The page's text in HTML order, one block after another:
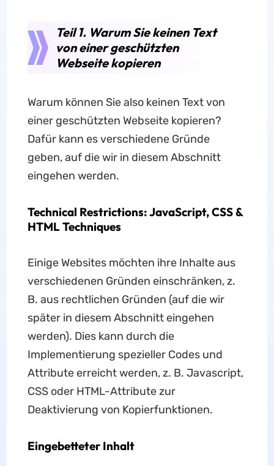
Teil 1. Warum Sie keinen Text
von einer geschützten
Webseite kopieren
Warum können Sie also keinen Text von
einer geschützten Webseite kopieren?
Dafür kann es verschiedene Gründe
geben, auf die wir in diesem Abschnitt
eingehen werden.
Technical Restrictions: JavaScript, CSS &
HTML Techniques
Einige Websites möchten ihre Inhalte aus
verschiedenen Gründen einschränken, z.
B. aus rechtlichen Gründen (auf die wir
später in diesem Abschnitt eingehen
werden). Dies kann durch die
Implementierung spezieller Codes und
Attribute erreicht werden, z. B. Javascript,
CSS oder HTML-Attribute zur
Deaktivierung von Kopierfunktionen.
Eingebetteter Inhalt